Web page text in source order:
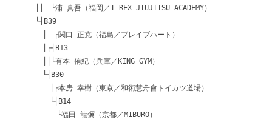
││ └浦 真吾（福岡／T-REX JIUJITSU ACADEMY）
└┤B39
│ ┌関口 正克（福島／ブレイブハート）
│┌┤B13
││└有本 侑紀（兵庫／KING GYM）
└┤B30
│┌本房 幸樹（東京／和術慧舟會トイカツ道場）
└┤B14
└福田 龍彌（京都／MIBURO）